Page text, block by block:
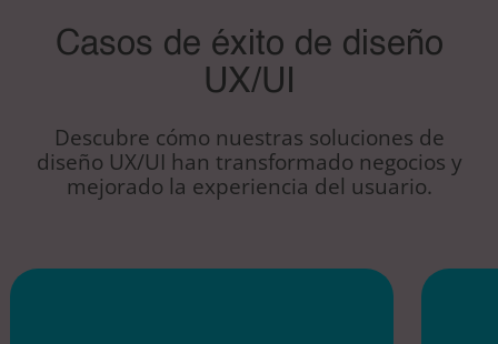
Casos de éxito de diseño
UX/UI
Descubre cómo nuestras soluciones de
diseño UX/UI han transformado negocios y
mejorado la experiencia del usuario.